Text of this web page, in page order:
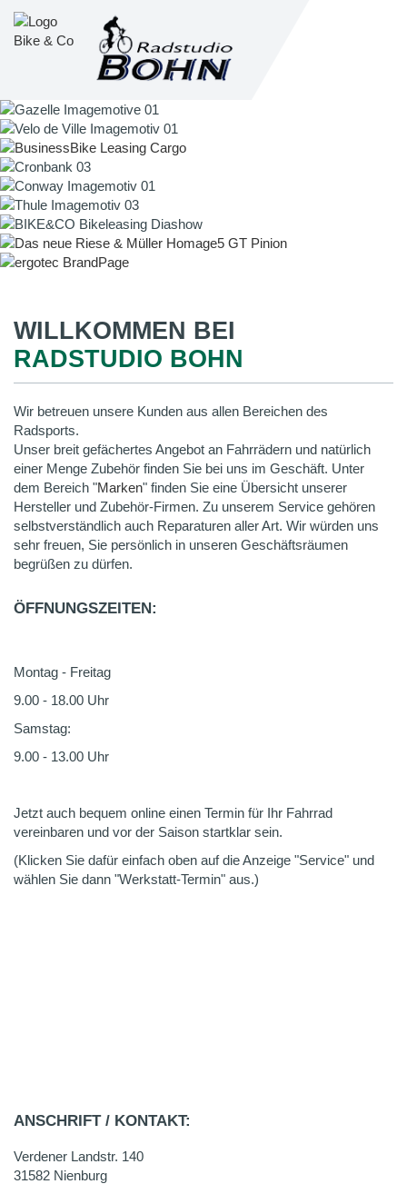
WILLKOMMEN BEI
RADSTUDIO BOHN
Wir betreuen unsere Kunden aus allen Bereichen des
Radsports.
Unser breit gefächertes Angebot an Fahrrädern und natürlich
einer Menge Zubehör finden Sie bei uns im Geschäft. Unter
dem Bereich "Marken" finden Sie eine Übersicht unserer
Hersteller und Zubehör-Firmen. Zu unserem Service gehören
selbstverständlich auch Reparaturen aller Art. Wir würden uns
sehr freuen, Sie persönlich in unseren Geschäftsräumen
begrüßen zu dürfen.
ÖFFNUNGSZEITEN:
Montag - Freitag
9.00 - 18.00 Uhr
Samstag:
9.00 - 13.00 Uhr
Jetzt auch bequem online einen Termin für Ihr Fahrrad
vereinbaren und vor der Saison startklar sein.
(Klicken Sie dafür einfach oben auf die Anzeige "Service" und
wählen Sie dann "Werkstatt-Termin" aus.)
ANSCHRIFT / KONTAKT:
Verdener Landstr. 140
31582 Nienburg